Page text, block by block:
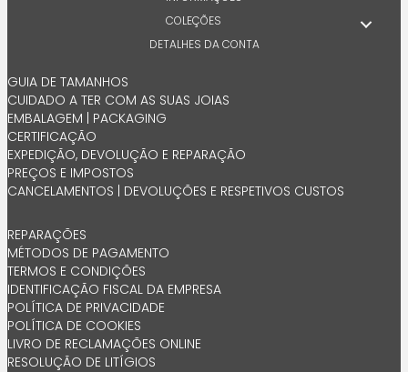
COLEÇÕES
DETALHES DA CONTA
GUIA DE TAMANHOS
CUIDADO A TER COM AS SUAS JOIAS
EMBALAGEM | PACKAGING
CERTIFICAÇÃO
EXPEDIÇÃO, DEVOLUÇÃO E REPARAÇÃO
PREÇOS E IMPOSTOS
CANCELAMENTOS | DEVOLUÇÕES E RESPETIVOS CUSTOS
REPARAÇÕES
MÉTODOS DE PAGAMENTO
TERMOS E CONDIÇÕES
IDENTIFICAÇÃO FISCAL DA EMPRESA
POLÍTICA DE PRIVACIDADE
POLÍTICA DE COOKIES
LIVRO DE RECLAMAÇÕES ONLINE
RESOLUÇÃO DE LITÍGIOS